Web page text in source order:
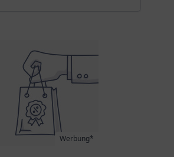
Werbung*